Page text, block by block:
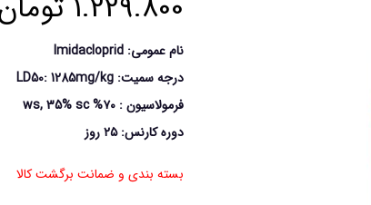
نام عمومي: Imidacloprid
درجه سمیت: LD50: 1285mg/kg
فرمولاسيون : ۷۰% ws, 35% sc
دوره كارنس: ۲۵ روز
بسته بندی و ضمانت برگشت کالا